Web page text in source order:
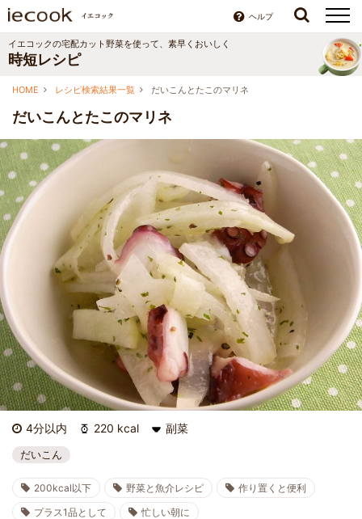
ヘルプ
イエコックの宅配カット野菜を使って、素早くおいしく
時短レシピ
HOME レシピ検索結果一覧 だいこんとたこのマリネ
だいこんとたこのマリネ
4分以内 220 kcal 副菜
だいこん
200kcal以下 野菜と魚介レシピ
作り置くと便利
プラス1品として
忙しい朝に